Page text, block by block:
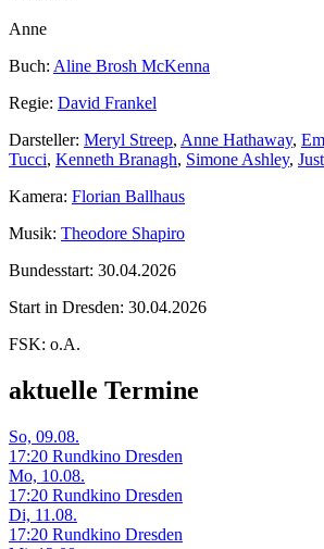
Anne
Buch: Aline Brosh McKenna
Regie: David Frankel
Darsteller: Meryl Streep, Anne Hathaway,
Tucci, Kenneth Branagh, Simone Ashley,
Kamera: Florian Ballhaus
Musik: Theodore Shapiro
Bundesstart: 30.04.2026
Start in Dresden: 30.04.2026
FSK: o.A.
aktuelle Termine
So, 09.08.
17:20 Rundkino Dresden
Mo, 10.08.
17:20 Rundkino Dresden
Di, 11.08.
17:20 Rundkino Dresden